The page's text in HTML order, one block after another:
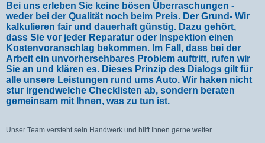
Bei uns erleben Sie keine bösen Überraschungen -
weder bei der Qualität noch beim Preis. Der Grund- Wir
kalkulieren fair und dauerhaft günstig. Dazu gehört,
dass Sie vor jeder Reparatur oder Inspektion einen
Kostenvoranschlag bekommen. Im Fall, dass bei der
Arbeit ein unvorhersehbares Problem auftritt, rufen wir
Sie an und klären es. Dieses Prinzip des Dialogs gilt für
alle unsere Leistungen rund ums Auto. Wir haken nicht
stur irgendwelche Checklisten ab, sondern beraten
gemeinsam mit Ihnen, was zu tun ist.
Unser Team versteht sein Handwerk und hilft Ihnen gerne weiter.